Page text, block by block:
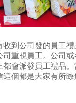
收到公司發的員工
重視員工。公司或
會派發員工禮品。
這個都是大家有所瞭